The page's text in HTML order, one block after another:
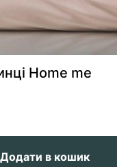
Home me
Додати в кошик